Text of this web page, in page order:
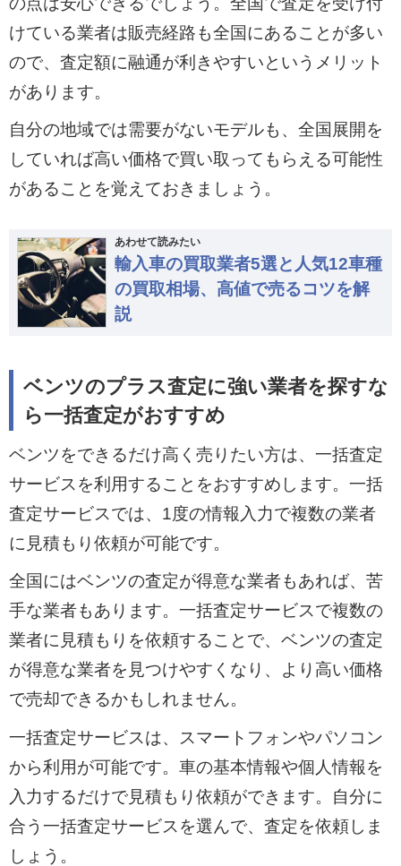
けている業者は販売経路も全国にあることが多い
ので、査定額に融通が利きやすいというメリット
があります。
自分の地域では需要がないモデルも、全国展開を
していれば高い価格で買い取ってもらえる可能性
があることを覚えておきましょう。
あわせて読みたい
輸入車の買取業者5選と人気12車種
の買取相場、高値で売るコツを解
説
ベンツのプラス査定に強い業者を探すな
ら一括査定がおすすめ
ベンツをできるだけ高く売りたい方は、一括査定
サービスを利用することをおすすめします。一括
査定サービスでは、1度の情報入力で複数の業者
に見積もり依頼が可能です。
全国にはベンツの査定が得意な業者もあれば、苦
手な業者もあります。一括査定サービスで複数の
業者に見積もりを依頼することで、ベンツの査定
が得意な業者を見つけやすくなり、より高い価格
で売却できるかもしれません。
一括査定サービスは、スマートフォンやパソコン
から利用が可能です。車の基本情報や個人情報を
入力するだけで見積もり依頼ができます。自分に
合う一括査定サービスを選んで、査定を依頼しま
しょう。